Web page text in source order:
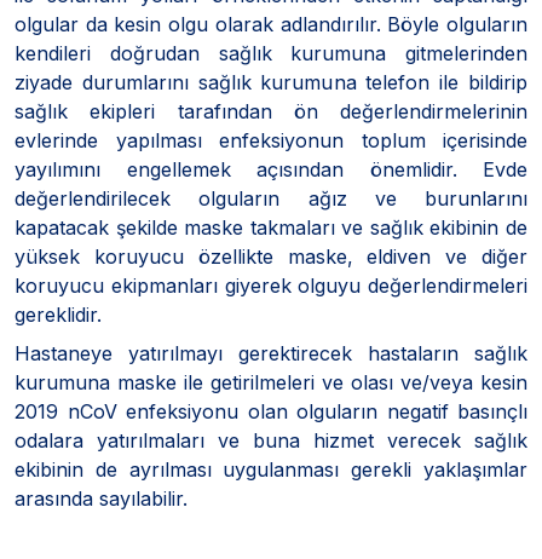
olgular da kesin olgu olarak adlandırılır. Böyle olguların
kendileri doğrudan sağlık kurumuna gitmelerinden
ziyade durumlarını sağlık kurumuna telefon ile bildirip
sağlık ekipleri tarafından ön değerlendirmelerinin
evlerinde yapılması enfeksiyonun toplum içerisinde
yayılımını engellemek açısından önemlidir. Evde
değerlendirilecek olguların ağız ve burunlarını
kapatacak şekilde maske takmaları ve sağlık ekibinin de
yüksek koruyucu özellikte maske, eldiven ve diğer
koruyucu ekipmanları giyerek olguyu değerlendirmeleri
gereklidir.
Hastaneye yatırılmayı gerektirecek hastaların sağlık
kurumuna maske ile getirilmeleri ve olası ve/veya kesin
2019 nCoV enfeksiyonu olan olguların negatif basınçlı
odalara yatırılmaları ve buna hizmet verecek sağlık
ekibinin de ayrılması uygulanması gerekli yaklaşımlar
arasında sayılabilir.